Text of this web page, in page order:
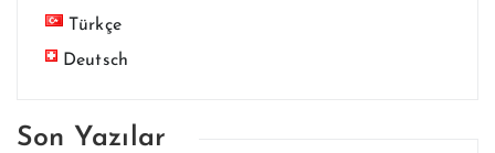
Türkçe
Deutsch
Son Yazılar